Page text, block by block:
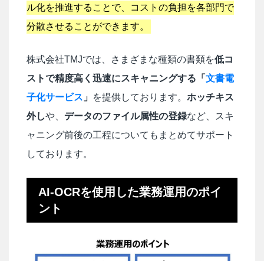
ル化を推進することで、コストの負担を各部門で
分散させることができます。
株式会社TMJでは、さまざまな種類の書類を低コ
ストで精度高く迅速にスキャニングする「 文書電
子化サービス 」 を提供しております。 ホッチキス
外しや、 データのファイル属性の登録など、スキ
ャニング前後の工程についてもまとめてサポート
しております。
AI-OCRを使用した業務運用のポイ
ント